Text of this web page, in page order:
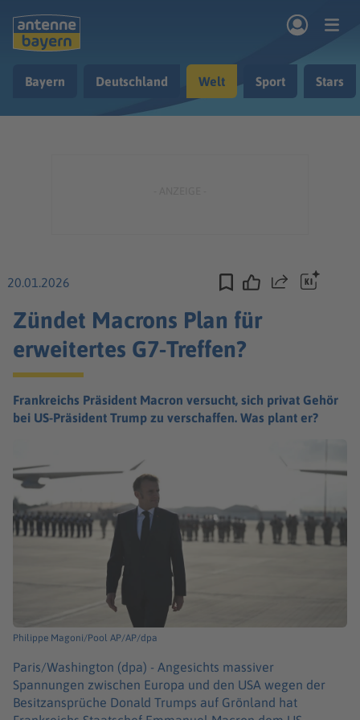
Nachrichten
Bayern Deutschland Welt Sport Stars
20.01.2026 Teilen
Zündet Macrons Plan für
erweitertes G7-Treffen?
Frankreichs Präsident Macron versucht, sich privat Gehör
bei US-Präsident Trump zu verschaffen. Was plant er?
Philippe Magoni/Pool AP/AP/dpa
Paris/Washington (dpa) - Angesichts massiver
Spannungen zwischen Europa und den USA wegen der
Besitzansprüche Donald Trumps auf Grönland hat